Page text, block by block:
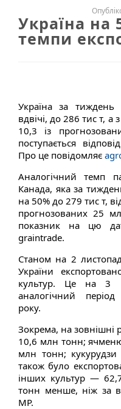
Україна на
темпи
Україна за тиждень
вдвічі, до 286 тис т, а
10,3 із
поступається
Про це повідомляє
Аналогічний темп
Канада, яка за
на 50% до 279 тис т,
прогнозованих 25
показник на цю
graintrade.
Станом на 2
України
культур. Це на 3
аналогічний
року.
Зокрема, на
10,6 млн тонн;
млн тонн;
також було
інших культур —
тонн менше, ніж за
МР.